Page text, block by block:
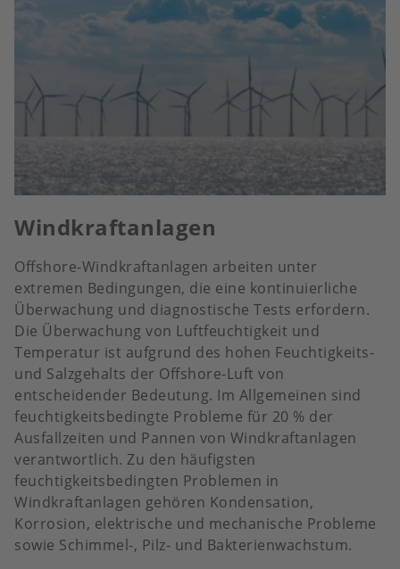
Windkraftanlagen
Offshore-Windkraftanlagen arbeiten unter
extremen Bedingungen, die eine kontinuierliche
Überwachung und diagnostische Tests erfordern.
Die Überwachung von Luftfeuchtigkeit und
Temperatur ist aufgrund des hohen Feuchtigkeits-
und Salzgehalts der Offshore-Luft von
entscheidender Bedeutung. Im Allgemeinen sind
feuchtigkeitsbedingte Probleme für 20 % der
Ausfallzeiten und Pannen von Windkraftanlagen
verantwortlich. Zu den häufigsten
feuchtigkeitsbedingten Problemen in
Windkraftanlagen gehören Kondensation,
Korrosion, elektrische und mechanische Probleme
sowie Schimmel-, Pilz- und Bakterienwachstum.